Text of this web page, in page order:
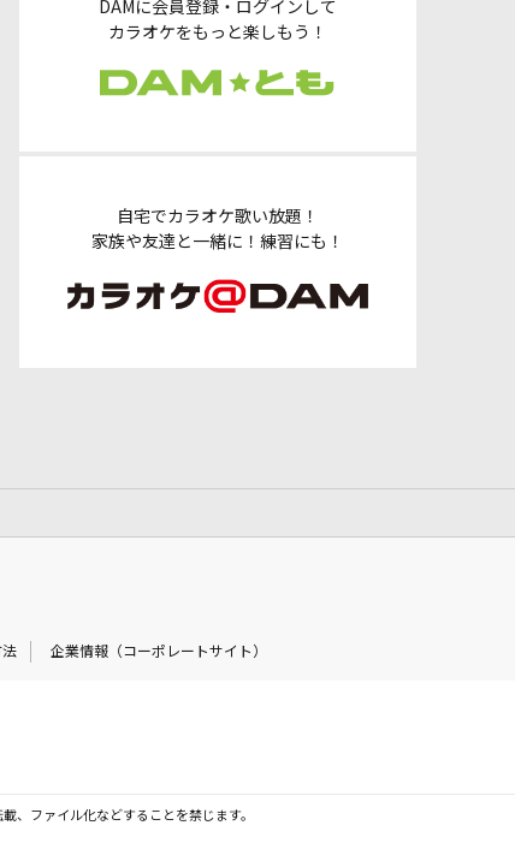
DAMに会員登録・ログインして
カラオケをもっと楽しもう！
自宅でカラオケ歌い放題！
家族や友達と一緒に！練習にも！
法 企業情報（コーポレートサイト）
、ファイル化などすることを禁じます。